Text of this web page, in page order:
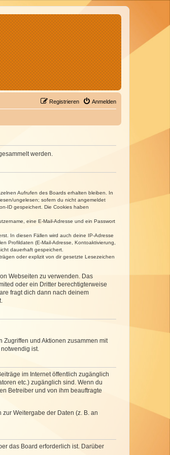
Anmelden
Registrieren
werden.
Aufrufen des Boards erhalten bleiben. In
ungelesen; sofern du nicht angemeldet
ID gespeichert. Die Cookies haben
eine E-Mail-Adresse und ein Passwort
In diesen Fällen wird auch deine IP-Adresse
Profildaten (E-Mail-Adresse, Kontoaktivierung,
dauerhaft gespeichert.
oder explizit von dir gesetzte Lesezeichen
Webseiten zu verwenden. Das
oder ein Dritter berechtigterweise
fragt dich dann nach deinem
und Aktionen zusammen mit
ist.
im Internet öffentlich zugänglich
etc.) zugänglich sind. Wenn du
Betreiber und von ihm beauftragte
Weitergabe der Daten (z. B. an
das Board erforderlich ist. Darüber